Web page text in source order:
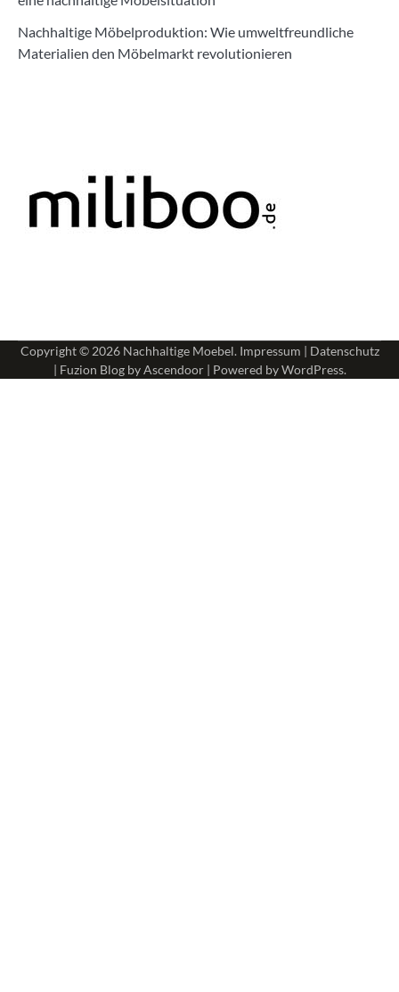
Nachhaltige Möbelproduktion: Wie umweltfreundliche
Materialien den Möbelmarkt revolutionieren
Copyright © 2026 Nachhaltige Moebel. Impressum | Datenschutz
| Fuzion Blog byAscendoor| Powered byWordPress.